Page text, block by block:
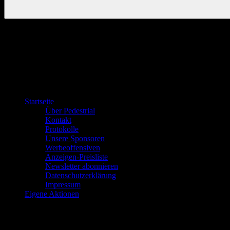
Startseite
Über Pedestrial
Kontakt
Protokolle
Unsere Sponsoren
Werbeoffensiven
Anzeigen-Preisliste
Newsletter abonnieren
Datenschutzerklärung
Impressum
Eigene Aktionen